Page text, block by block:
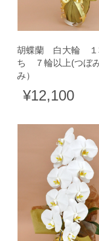
胡蝶蘭 白大輪 １
ち ７輪以上(つぼ
み）
¥12,100